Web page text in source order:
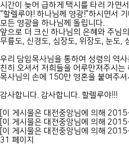
시간이 늦어 급하게 택시를 타러 가면
“할렐루야! 하나님께 영광!”하시면서
모든 영광을 하나님께 돌립니다.
앞으로 더 크신 하나님의 은혜와 주님
무릎도, 신경도, 심장도, 위장도, 눈도,
우리 담임목사님을 통하여 성령의 역
친히 오셔서 저희들을 어루만져주시
목사님의 손에 150만 영혼을 붙여주
감사합니다. 감사합니다. 할렐루야!!!
[이 게시물은 대전중앙님에 의해
[이 게시물은 대전중앙님에 의해
[이 게시물은 대전중앙님에 의해
31 페이지